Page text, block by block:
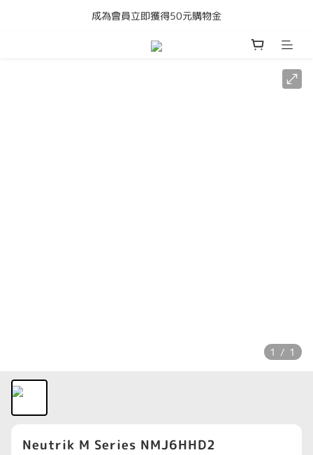
購買任何產品即享全港免運費
成為會員立即獲得50元購物金
購買任何產品即享全港免運費
1 / 1
Neutrik M Series NMJ6HHD2